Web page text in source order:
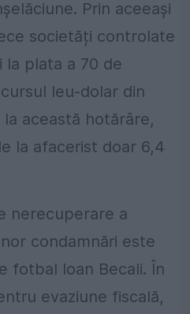
Prin aceeași
societăți controlate
plata a 70 de
leu-dolar din
la această hotărâre,
la afacerist doar 6,4
nerecuperare a
condamnări este
fotbal Ioan Becali. În
evaziune fiscală,